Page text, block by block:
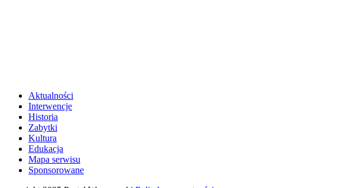
Aktualności
Interwencje
Historia
Zabytki
Kultura
Edukacja
Mapa serwisu
Sponsorowane